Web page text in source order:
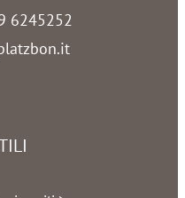
6245252